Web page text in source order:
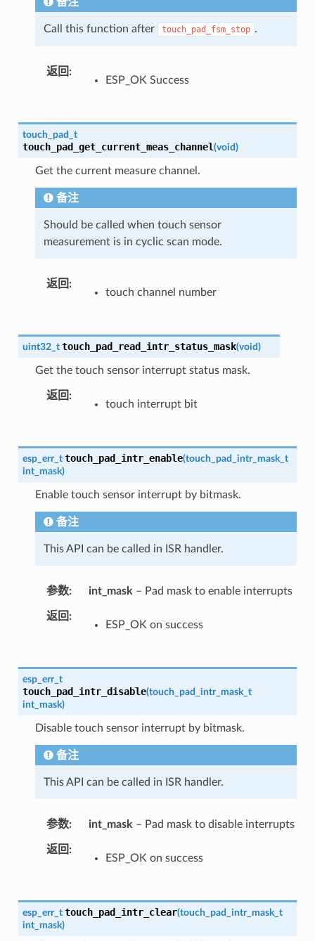
Call this function after touch_pad_fsm_stop .
返回
ESP_OK Success
touch_pad_t
touch_pad_get_current_meas_channel(void)
Get the current measure channel.
备注
Should be called when touch sensor
measurement is in cyclic scan mode.
返回
touch channel number
uint32_t touch_pad_read_intr_status_mask(void)
Get the touch sensor interrupt status mask.
返回
touch interrupt bit
esp_err_t touch_pad_intr_enable(touch_pad_intr_mask_t
int_mask)
Enable touch sensor interrupt by bitmask.
备注
This API can be called in ISR handler.
参数 int_mask – Pad mask to enable interrupts
返回
ESP_OK on success
esp_err_t
touch_pad_intr_disable(touch_pad_intr_mask_t
int_mask)
Disable touch sensor interrupt by bitmask.
备注
This API can be called in ISR handler.
参数 int_mask – Pad mask to disable interrupts
返回
ESP_OK on success
esp_err_t touch_pad_intr_clear(touch_pad_intr_mask_t
int_mask)